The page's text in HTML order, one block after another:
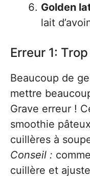
Golden
lait
Erreur 1:
Beaucoup de
mettre
Grave erreur !
smoothie
cuillères à
Conseil :
cuillère et